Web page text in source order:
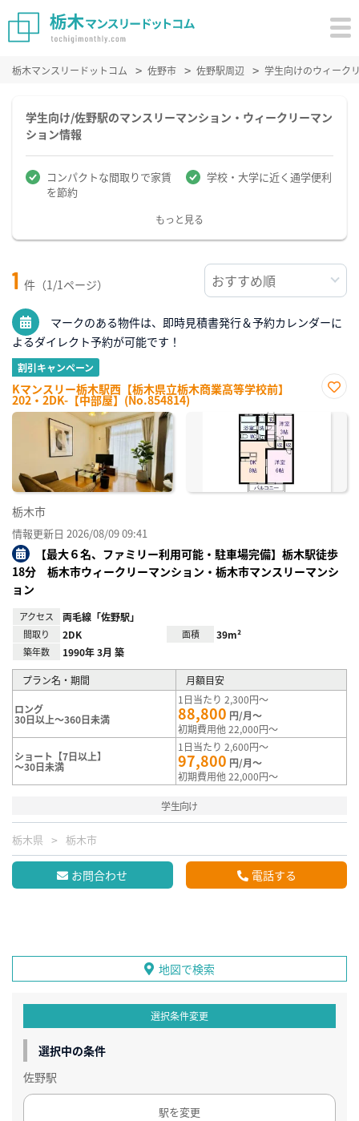
栃木マンスリードットコム 佐野市 佐野駅周辺 学生向けのウィーク
学生向け/佐野駅のマンスリーマンション・ウィークリーマン
ション情報
コンパクトな間取りで家賃
を節約
学校・大学に近く通学便利
もっと見る
1 件（1/1ページ）
マークのある物件は、即時見積書発行＆予約カレンダーに
よるダイレクト予約が可能です！
割引キャンペーン
Kマンスリー栃木駅西【栃木県立栃木商業高等学校前】
202・2DK-【中部屋】(No.854814)
に入
栃木市
情報更新日 2026/08/09 09:41
【最大６名、ファミリー利用可能・駐車場完備】栃木駅徒歩
18分 栃木市ウィークリーマンション・栃木市マンスリーマンシ
ョン
アクセス 両毛線「佐野駅」
間取り 2DK 面積 39m²
築年数 1990年 3月 築
プラン名・期間 月額目安
ロング
30日以上～360日未満
1日当たり 2,300円～
88,800 円/月～
初期費用他 22,000円～
ショート【7日以上】
～30日未満
1日当たり 2,600円～
97,800 円/月～
初期費用他 22,000円～
学生向け
栃木県 栃木市
お問合わせ 電話する
地図で検索
選択条件変更
選択中の条件
佐野駅
駅を変更